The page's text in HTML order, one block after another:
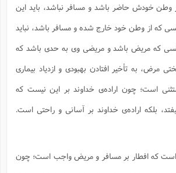
خودش حاضر باشد و مسافر نباشد، باید این
کسی که از وطن خود خارج شده و مسافر باشد، نباید
که مریض باشد و مریضی وی به حدی باشد که
مرض، به تأخیر افتادن بهبودی و ازدیاد بیماری
است؛ چون اراده‌ی خداوند بر این نیست که
بلکه اراده‌ی خداوند بر آسانی و راحتی است.
که افطار بر مسافر و مریض واجب است؛ چون